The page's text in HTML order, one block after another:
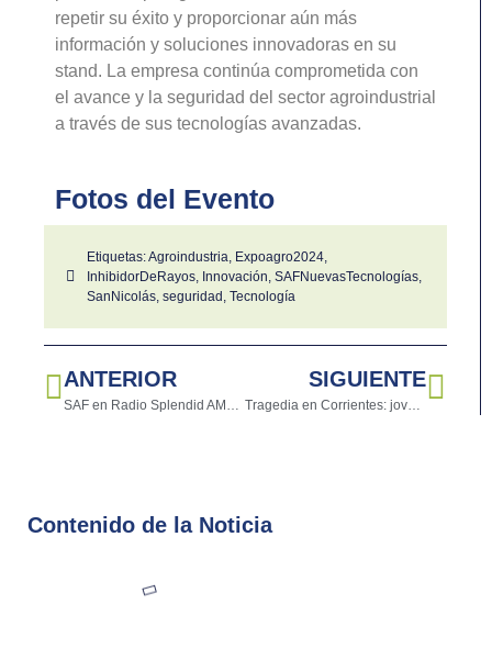
repetir su éxito y proporcionar aún más
información y soluciones innovadoras en su
stand. La empresa continúa comprometida con
el avance y la seguridad del sector agroindustrial
a través de sus tecnologías avanzadas.
Fotos del Evento
Etiquetas:Agroindustria, Expoagro2024,
InhibidorDeRayos, Innovación, SAFNuevasTecnologías,
SanNicolás, seguridad , Tecnología
ANTERIOR
SAF en Radio Splendid AM990
SIGUIENTE
Tragedia en Corrientes: joven muere tras ser alcanzado por un rayo mientras montaba a su caballo
Contenido de la Noticia